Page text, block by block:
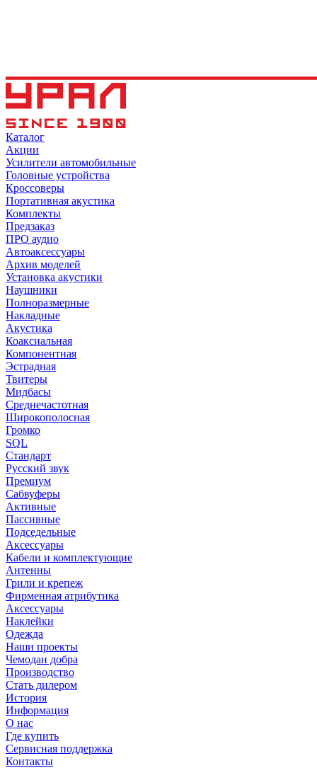
Каталог
Акции
Усилители автомобильные
Головные устройства
Кроссоверы
Портативная акустика
Комплекты
Предзаказ
ПРО аудио
Автоаксессуары
Архив моделей
Установка акустики
Наушники
Полноразмерные
Накладные
Акустика
Коаксиальная
Компонентная
Эстрадная
Твитеры
Мидбасы
Среднечастотная
Широкополосная
Громко
SQL
Стандарт
Русский звук
Премиум
Сабвуферы
Активные
Пассивные
Подседельные
Аксессуары
Кабели и комплектующие
Антенны
Грили и крепеж
Фирменная атрибутика
Аксессуары
Наклейки
Одежда
Наши проекты
Чемодан добра
Производство
Стать дилером
История
Информация
О нас
Где купить
Сервисная поддержка
Контакты